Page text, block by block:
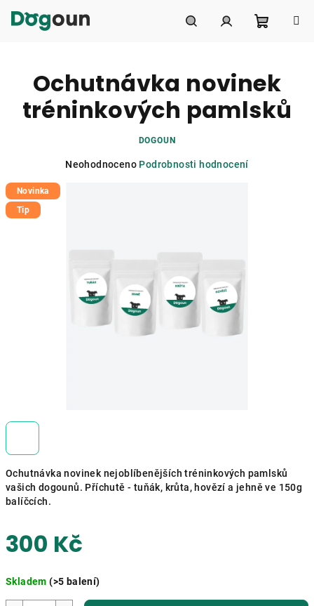
košík
Ochutnávka novinek nejoblíbenějších tréninkových pamlsků
vašich dogounů. Příchutě - tuňák, krůta, hovězí a jehně ve 150g
balíčcích.
300 Kč
cena:
Skladem(>5 balení)
Ochutnávka novinek
tréninkových pamlsků
DOGOUN
Průměrné
Neohodnoceno Podrobnosti hodnocení
Novinka
Tip